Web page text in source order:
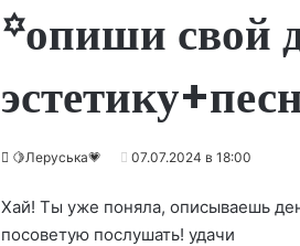
꙳опиши свой
🍋Леруська💗 07.07.2024 в 18:00
Хай! Ты уже поняла, описываешь
посоветую послушать! удачи